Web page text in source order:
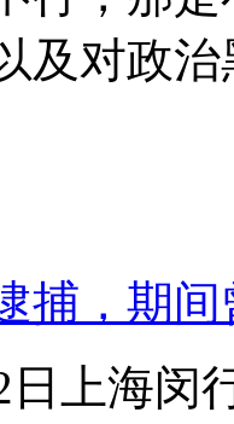
及对政
捕，期
日上海